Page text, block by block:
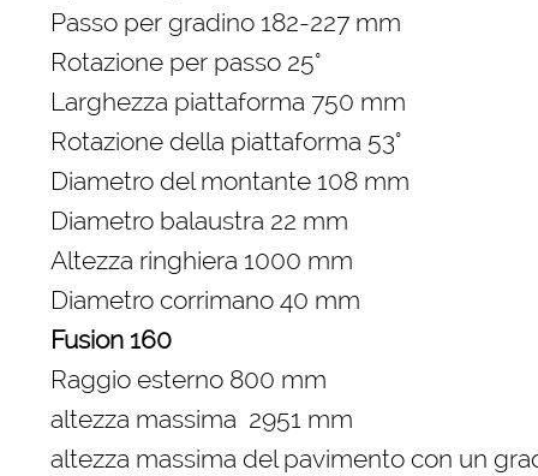
Passo per gradino 182-227 mm
Rotazione per passo 25°
Larghezza piattaforma 750 mm
Rotazione della piattaforma 53°
Diametro del montante 108 mm
Diametro balaustra 22 mm
Altezza ringhiera 1000 mm
Diametro corrimano 40 mm
Fusion 160
Raggio esterno 800 mm
altezza massima 2951 mm
altezza massima del pavimento con un